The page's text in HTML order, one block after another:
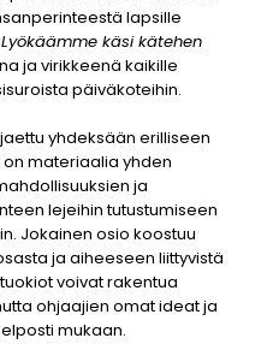
lapsille
Lyökäämme käsi kätehen
ja virikkeenä kaikille
päiväkoteihin.
yhdeksään erilliseen
materiaalia yhden
ja
lejeihin tutustumiseen
Jokainen osio koostuu
ja aiheeseen liittyvistä
voivat rakentua
ohjaajien omat ideat ja
mukaan.